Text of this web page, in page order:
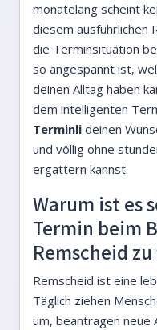
monatelang scheint
diesem ausführlichen
die Terminsituation
so angespannt ist,
deinen Alltag haben
dem intelligenten
Terminli deinen
und völlig ohne
ergattern kannst.
Warum ist es
Termin beim
Remscheid
Remscheid ist eine
Täglich ziehen
um, beantragen neue